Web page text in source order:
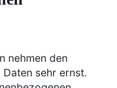
nehmen den
sehr ernst.